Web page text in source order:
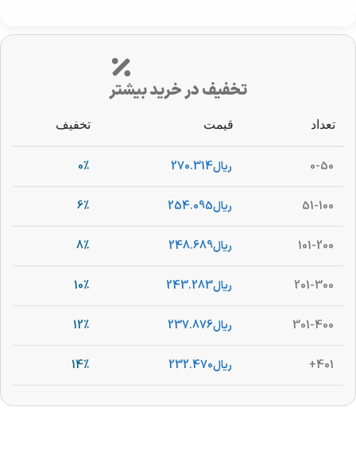
تخفیف در خرید بیشتر
تعداد قیمت تخفیف
0-50 ریال270.314
0%
51-100 ریال254.095
6%
101-200 ریال248.689
8%
201-300 ریال243.283
10%
301-400 ریال237.876
12%
401+ ریال232.470
14%